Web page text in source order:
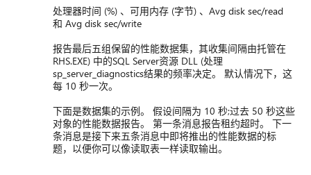
处理器时间 (%) 、可用内存 (字节) 、Avg disk sec/read
和 Avg disk sec/write
报告最后五组保留的性能数据集，其收集间隔由托管在
RHS.EXE) 中的SQL Server资源 DLL (处理
sp_server_diagnostics结果的频率决定。 默认情况下，这
每 10 秒一次。
下面是数据集的示例。 假设间隔为 10 秒;过去 50 秒这些
对象的性能数据报告。 第一条消息报告租约超时。 下一
条消息是接下来五条消息中即将推出的性能数据的标
题，以便你可以像读取表一样读取输出。